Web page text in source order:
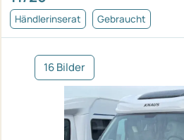
Händlerinserat Gebraucht
16 Bilder